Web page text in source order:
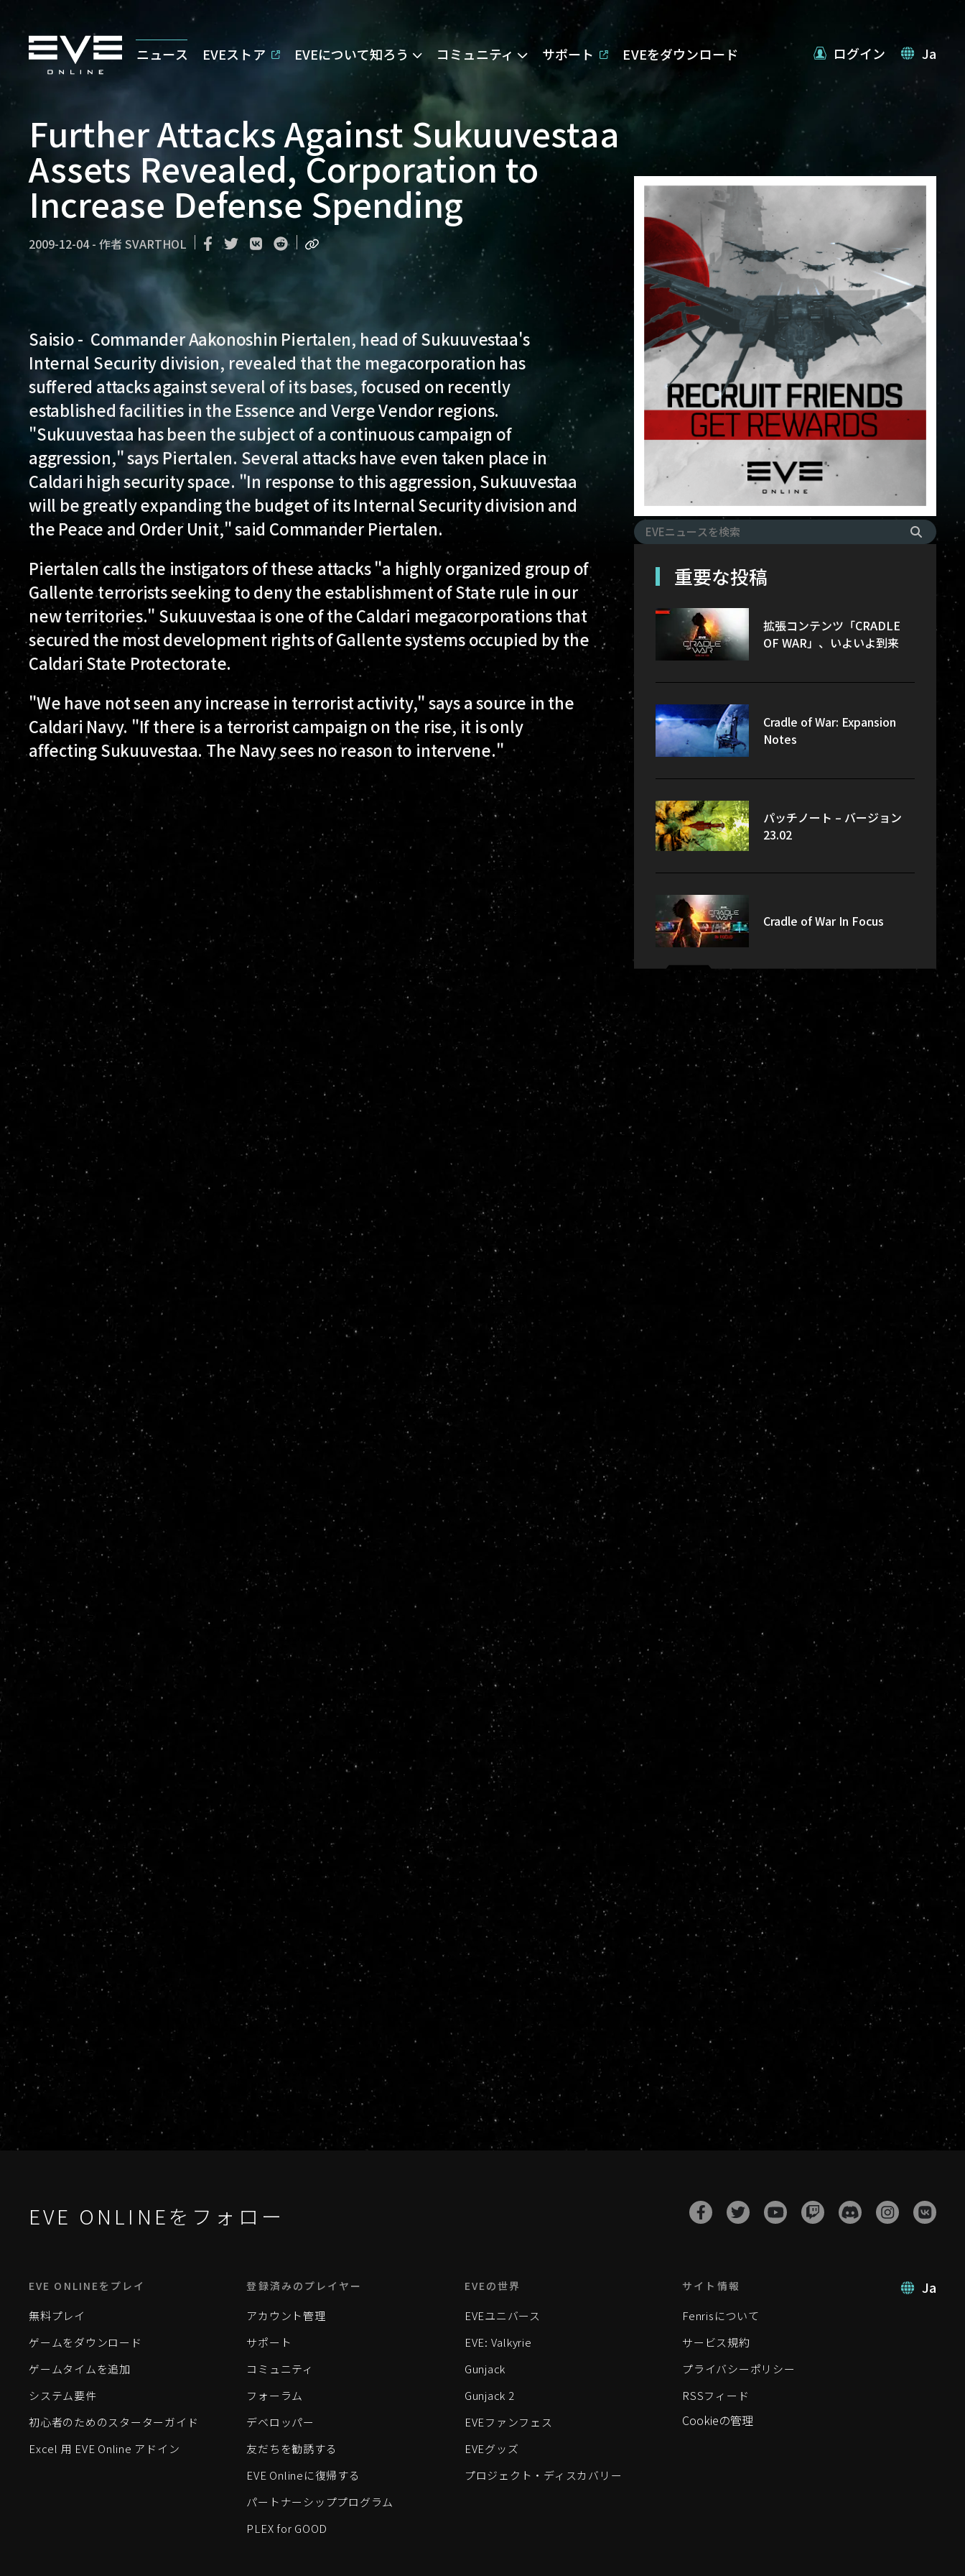
ニュース EVEストア EVEについて知ろう コミュニティ サポート EVEをダウンロード ログイン Ja
Further Attacks Against Sukuuvestaa
Assets Revealed, Corporation to
Increase Defense Spending
2009-12-04 - 作者SVARTHOL
Saisio - Commander Aakonoshin Piertalen, head of Sukuuvestaa's
Internal Security division, revealed that the megacorporation has
suffered attacks against several of its bases, focused on recently
established facilities in the Essence and Verge Vendor regions.
"Sukuuvestaa has been the subject of a continuous campaign of
aggression," says Piertalen. Several attacks have even taken place in
Caldari high security space. "In response to this aggression, Sukuuvestaa
will be greatly expanding the budget of its Internal Security division and
the Peace and Order Unit," said Commander Piertalen.
Piertalen calls the instigators of these attacks "a highly organized group of
Gallente terrorists seeking to deny the establishment of State rule in our
new territories." Sukuuvestaa is one of the Caldari megacorporations that
secured the most development rights of Gallente systems occupied by the
Caldari State Protectorate.
"We have not seen any increase in terrorist activity," says a source in the
Caldari Navy. "If there is a terrorist campaign on the rise, it is only
affecting Sukuuvestaa. The Navy sees no reason to intervene."
重要な投稿
拡張コンテンツ「CRADLE
OF WAR」、いよいよ到来
Cradle of War: Expansion
Notes
パッチノート – バージョン
23.02
Cradle of War In Focus
EVE ONLINEをフォロー
Ja
EVE ONLINEをプレイ
無料プレイ
ゲームをダウンロード
ゲームタイムを追加
システム要件
初心者のためのスターターガイド
Excel 用 EVE Online アドイン
登録済みのプレイヤー
アカウント管理
サポート
コミュニティ
フォーラム
デベロッパー
友だちを勧誘する
EVE Onlineに復帰する
パートナーシッププログラム
PLEX for GOOD
EVEの世界
EVEユニバース
EVE: Valkyrie
Gunjack
Gunjack 2
EVEファンフェス
EVEグッズ
プロジェクト・ディスカバリー
サイト情報
Fenrisについて
サービス規約
プライバシーポリシー
RSSフィード
Cookieの管理